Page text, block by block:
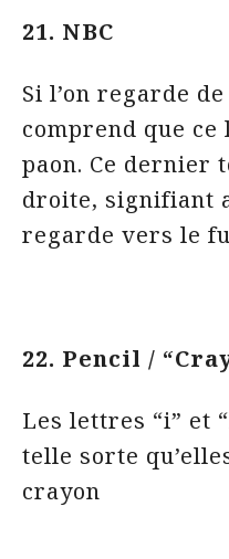
21. NBC
Si l’on regarde
comprend que
paon. Ce dernier
droite, signifiant
regarde vers le
22. Pencil /
Les lettres “i” et
telle sorte
crayon